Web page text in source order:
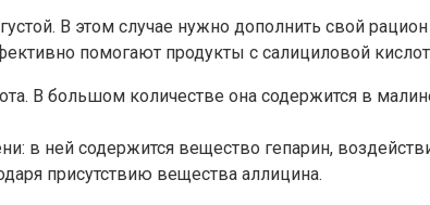
В этом случае нужно дополнить свой
помогают продукты с салициловой
В большом количестве она содержится в
в ней содержится вещество гепарин,
присутствию вещества аллицина.